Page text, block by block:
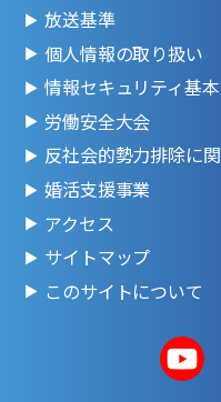
放送基準
個人情報の取り扱い
情報セキュリティ基
労働安全大会
反社会的勢力排除に
婚活支援事業
アクセス
サイトマップ
このサイトについて